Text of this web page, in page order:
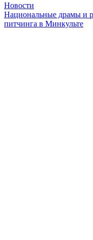
Новости
Национальные драмы и
питчинга в Минкульте